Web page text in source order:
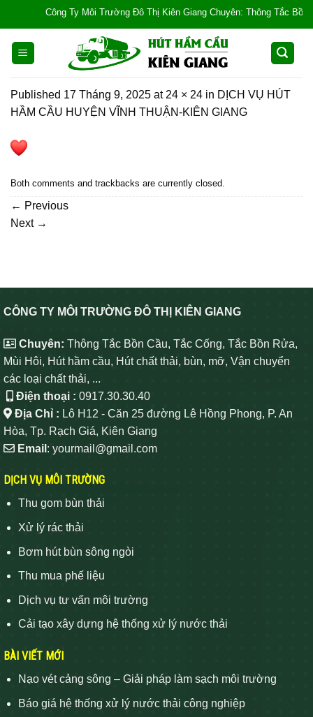
content
Công Ty Môi Trường Đô Thị Kiên Giang Chuyên: Thông Tắc Bồn
Published 17 Tháng 9, 2025 at 24 × 24 in DỊCH VỤ HÚT
HẦM CẦU HUYỆN VĨNH THUẬN-KIÊN GIANG
Both comments and trackbacks are currently closed.
← Previous
Next →
CÔNG TY MÔI TRƯỜNG ĐÔ THỊ KIÊN GIANG
Chuyên: Thông Tắc Bồn Cầu, Tắc Cống, Tắc Bồn Rửa,
Mùi Hôi, Hút hầm cầu, Hút chất thải, bùn, mỡ, Vận chuyển
các loại chất thải, ...
Điện thoại : 0917.30.30.40
Địa Chỉ : Lô H12 - Căn 25 đường Lê Hồng Phong, P. An
Hòa, Tp. Rạch Giá, Kiên Giang
Email : yourmail@gmail.com
DỊCH VỤ MÔI TRƯỜNG
Thu gom bùn thải
Xử lý rác thải
Bơm hút bùn sông ngòi
Thu mua phế liệu
Dịch vụ tư vấn môi trường
Cải tạo xây dựng hệ thống xử lý nước thải
BÀI VIẾT MỚI
Nạo vét cảng sông – Giải pháp làm sạch môi trường
Báo giá hệ thống xử lý nước thải công nghiệp